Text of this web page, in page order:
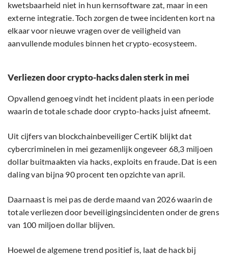
kwetsbaarheid niet in hun kernsoftware zat, maar in een
externe integratie. Toch zorgen de twee incidenten kort na
elkaar voor nieuwe vragen over de veiligheid van
aanvullende modules binnen het crypto-ecosysteem.
Verliezen door crypto-hacks dalen sterk in mei
Opvallend genoeg vindt het incident plaats in een periode
waarin de totale schade door crypto-hacks juist afneemt.
Uit cijfers van blockchainbeveiliger CertiK blijkt dat
cybercriminelen in mei gezamenlijk ongeveer 68,3 miljoen
dollar buitmaakten via hacks, exploits en fraude. Dat is een
daling van bijna 90 procent ten opzichte van april.
Daarnaast is mei pas de derde maand van 2026 waarin de
totale verliezen door beveiligingsincidenten onder de grens
van 100 miljoen dollar blijven.
Hoewel de algemene trend positief is, laat de hack bij